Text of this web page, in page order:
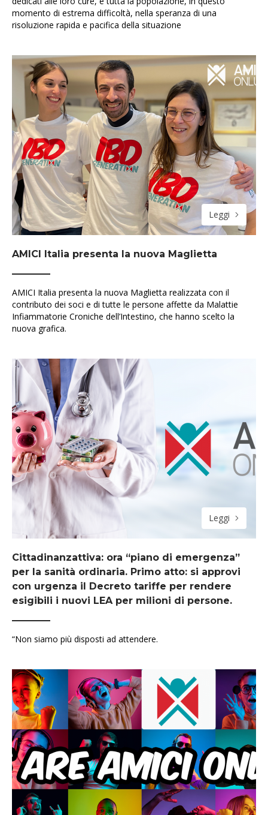
momento di estrema difficoltà, nella speranza di una
risoluzione rapida e pacifica della situazione
Leggi
AMICI Italia presenta la nuova Maglietta
AMICI Italia presenta la nuova Maglietta realizzata con il
contributo dei soci e di tutte le persone affette da Malattie
Infiammatorie Croniche dell’Intestino, che hanno scelto la
nuova grafica.
Leggi
Cittadinanzattiva: ora “piano di emergenza”
per la sanità ordinaria. Primo atto: si approvi
con urgenza il Decreto tariffe per rendere
esigibili i nuovi LEA per milioni di persone.
“Non siamo più disposti ad attendere.